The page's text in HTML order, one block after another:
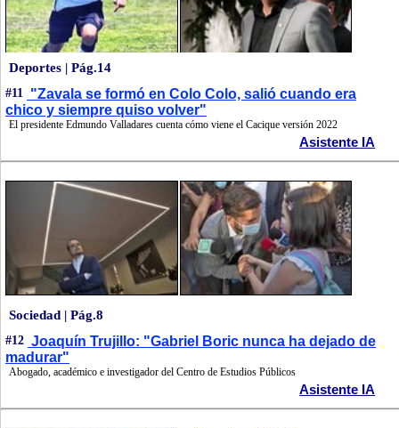
Deportes | Pág.14
#11
"Zavala se formó en Colo Colo, salió cuando era
chico y siempre quiso volver"
El presidente Edmundo Valladares cuenta cómo viene el Cacique versión 2022
Asistente IA
Sociedad | Pág.8
#12 Joaquín Trujillo: "Gabriel Boric nunca ha dejado de
madurar"
Abogado, académico e investigador del Centro de Estudios Públicos
Asistente IA